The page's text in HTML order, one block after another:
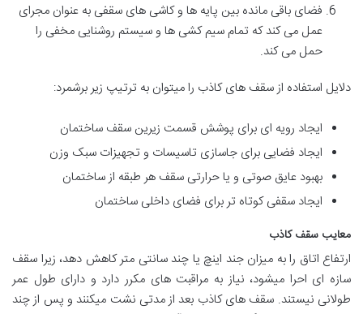
فضای باقی مانده بین پایه ها و کاشی های سقفی به عنوان مجرای
عمل می کند که تمام سیم کشی ها و سیستم روشنایی مخفی را
حمل می کند.
دلایل استفاده از سقف های کاذب را میتوان به ترتیپ زیر برشمرد:
ایجاد رویه ای برای پوشش قسمت زیرین سقف ساختمان
ایجاد فضایی برای جاسازی تاسیسات و تجهیزات سبک وزن
بهبود عایق صوتی و یا حرارتی سقف هر طبقه از ساختمان
ایجاد سقفی کوتاه تر برای فضای داخلی ساختمان
معایب سقف کاذب
ارتفاع اتاق را به میزان جند اینچ یا چند سانتی متر کاهش دهد، زیرا سقف
سازه ای احرا میشود، نیاز به مراقبت های مکرر دارد و دارای طول عمر
طولانی نیستند. سقف های کاذب بعد از مدتی نشت میکنند و پس از چند